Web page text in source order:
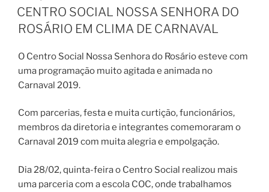
EM
CENTRO SOCIAL NOSSA SENHORA DO
ROSÁRIO EM CLIMA DE CARNAVAL
O Centro Social Nossa Senhora do Rosário esteve com
uma programação muito agitada e animada no
Carnaval 2019.
Com parcerias, festa e muita curtição, funcionários,
membros da diretoria e integrantes comemoraram o
Carnaval 2019 com muita alegria e empolgação.
Dia 28/02, quinta-feira o Centro Social realizou mais
uma parceria com a escola COC, onde trabalhamos